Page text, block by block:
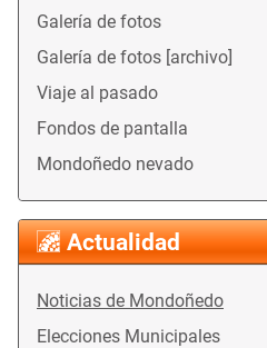
Galería de fotos
Galería de fotos [archivo]
Viaje al pasado
Fondos de pantalla
Mondoñedo nevado
Actualidad
Noticias de Mondoñedo
Elecciones Municipales